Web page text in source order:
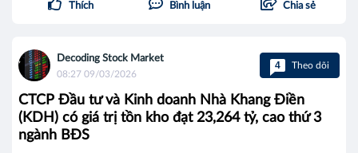
Thích Bình luận Chia sẻ
Decoding Stock Market
08:27 09/03/2026
4 Theo dõi
CTCP Đầu tư và Kinh doanh Nhà Khang Điền
(KDH) có giá trị tồn kho đạt 23,264 tỷ, cao thứ 3
ngành BĐS